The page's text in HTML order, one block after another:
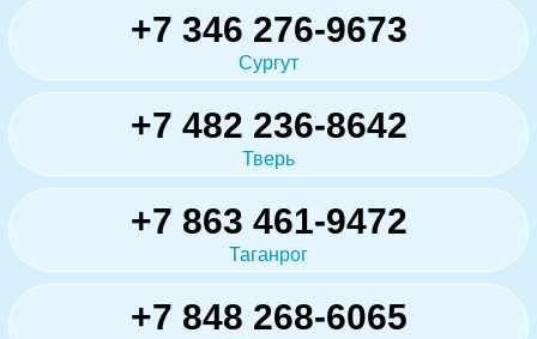
+7 346 276-9673
Сургут
+7 482 236-8642
Тверь
+7 863 461-9472
Таганрог
+7 848 268-6065